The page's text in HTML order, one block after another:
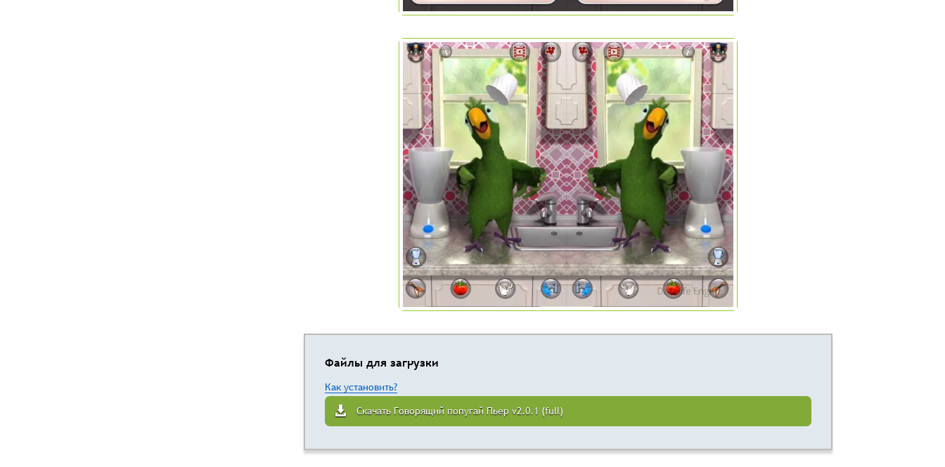
Файлы для загрузки
Как установить?
Скачать Говорящий попугай Пьер v2.0.1 (full)